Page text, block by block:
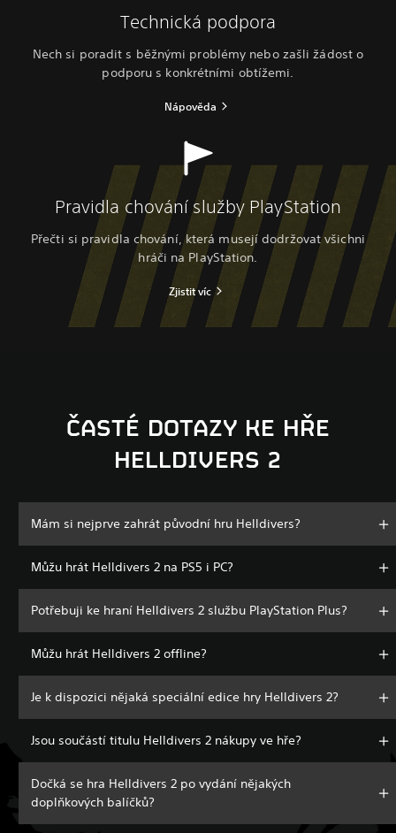
Technická podpora
Nech si poradit s běžnými problémy nebo zašli žádost o
podporu s konkrétními obtížemi.
Nápověda
Pravidla chování služby PlayStation
Přečti si pravidla chování, která musejí dodržovat všichni
hráči na PlayStation.
Zjistit víc
ČASTÉ DOTAZY KE HŘE
HELLDIVERS 2
Mám si nejprve zahrát původní hru Helldivers?
Můžu hrát Helldivers 2 na PS5 i PC?
Potřebuji ke hraní Helldivers 2 službu PlayStation Plus?
Můžu hrát Helldivers 2 offline?
Je k dispozici nějaká speciální edice hry Helldivers 2?
Jsou součástí titulu Helldivers 2 nákupy ve hře?
Dočká se hra Helldivers 2 po vydání nějakých
doplňkových balíčků?